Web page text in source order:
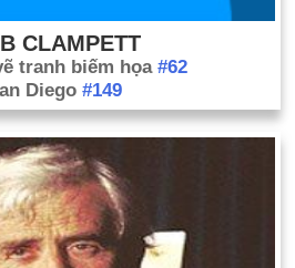
CLAMPETT
tranh biếm họa #62
Diego #149